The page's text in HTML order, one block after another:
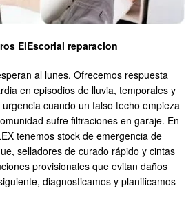
ElEscorial reparacion
al lunes. Ofrecemos respuesta
en episodios de lluvia, temporales y
cuando un falso techo empieza
sufre filtraciones en garaje. En
tenemos stock de emergencia de
selladores de curado rápido y cintas
provisionales que evitan daños
diagnosticamos y planificamos